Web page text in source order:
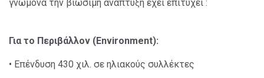
γνώμονα την βιώσιμη ανάπτυξη έχει επιτύχει :
Για το Περιβάλλον (Εnvironment):
• Επένδυση 430 χιλ. σε ηλιακούς συλλέκτες